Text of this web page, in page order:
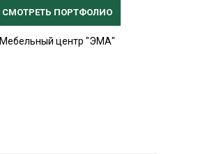
СМОТРЕТЬ ПОРТФОЛИО
Мебельный центр "ЭМА"